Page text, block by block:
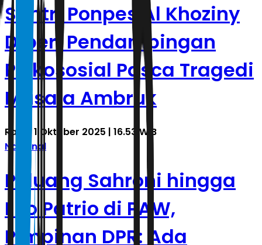
Santri Ponpes Al Khoziny
Diberi Pendampingan
Psikososial Pasca Tragedi
Musala Ambruk
Rabu, 1 Oktober 2025 | 16.53 WIB
Nasional
Peluang Sahroni hingga
Eko Patrio di PAW,
Pimpinan DPR: Ada